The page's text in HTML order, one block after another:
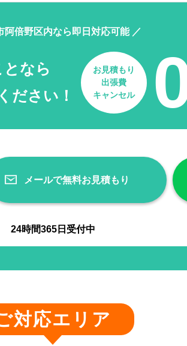
阿倍野区内なら即日対応可能 ／
お見積もり
出張費
キャンセル
なら
ださい！
メールで無料お見積もり
24時間365日受付中
対応エリア